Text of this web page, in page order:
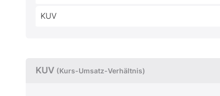
KUV
KUV (Kurs-Umsatz-Verhältnis)